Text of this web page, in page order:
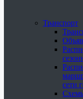
Транспорт
сети